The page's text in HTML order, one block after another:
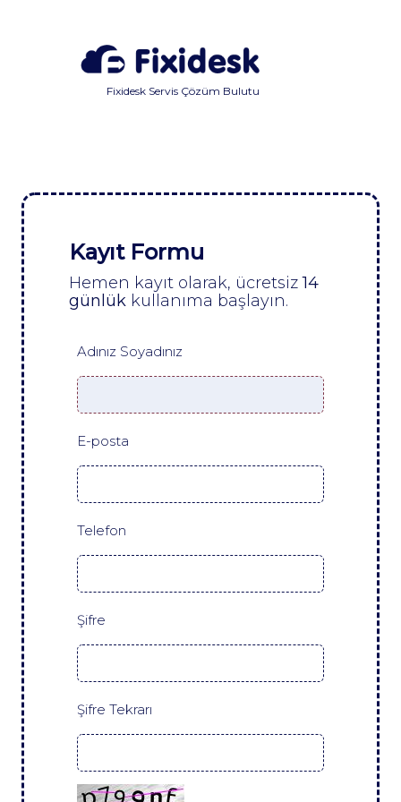
Fixidesk Servis Çözüm Bulutu
Kayıt Formu
Hemen kayıt olarak, ücretsiz14
günlük kullanıma başlayın.
Adınız Soyadınız
E-posta
Telefon
Şifre
Şifre Tekrarı